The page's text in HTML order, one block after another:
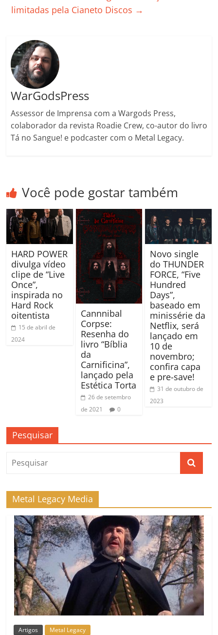
ro
limitadas pela Cianeto Discos →
WarGodsPress
Assessor de Imprensa com a Wargods Press,
colaborador da revista Roadie Crew, co-autor do livro
Tá no Sangue! e podcaster com o Metal Legacy.
Você pode gostar também
HARD POWER
divulga vídeo
clipe de “Live
Once”,
inspirada no
Hard Rock
oitentista
15 de abril de
2024
Cannnibal
Corpse:
Resenha do
livro “Bíblia
da
Carnificina”,
lançado pela
Estética Torta
26 de setembro
de 2021
0
Novo single
do THUNDER
FORCE, “Five
Hundred
Days”,
baseado em
minissérie da
Netflix, será
lançado em
10 de
novembro;
confira capa
e pre-save!
31 de outubro de
2023
Pesquisar
Metal Legacy Media
Artigos Metal Legacy